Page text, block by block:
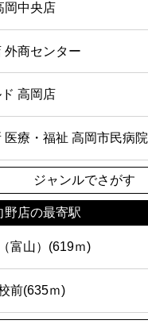
岡中央店
外商センター
高岡店
医療・福祉 高岡市民病院
ジャンルでさがす
野店の最寄駅
富山）(619ｍ)
前(635ｍ)